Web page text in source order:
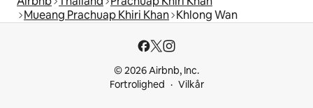
Mueang Prachuap Khiri Khan Khlong Wan
© 2026 Airbnb, Inc.
Fortrolighed
Vilkår